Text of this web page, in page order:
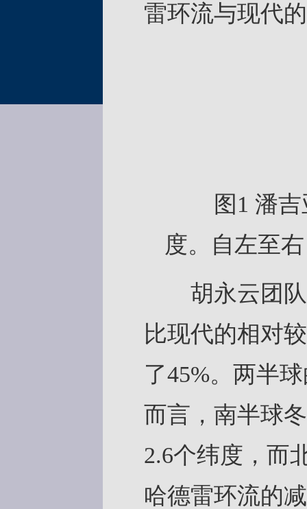
雷环流与现代
图1 潘吉亚
度。自左至
胡永云团队
比现代的相对
了45%。两半
而言，南半球
2.6个纬度，而
哈德雷环流的